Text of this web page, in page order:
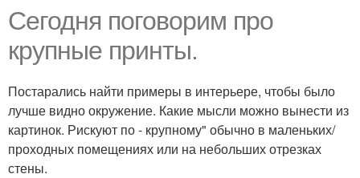
Сегодня поговорим про
крупные принты.
Постарались найти примеры в интерьере, чтобы было
лучше видно окружение. Какие мысли можно вынести из
картинок. Рискуют по - крупному" обычно в маленьких/
проходных помещениях или на небольших отрезках
стены.